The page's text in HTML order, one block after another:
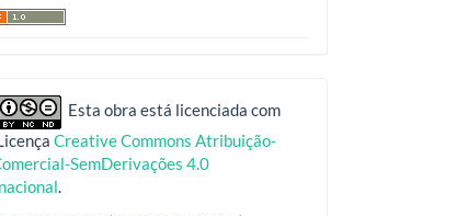
Esta obra está licenciada com
Creative Commons Atribuição-
SemDerivações 4.0
.